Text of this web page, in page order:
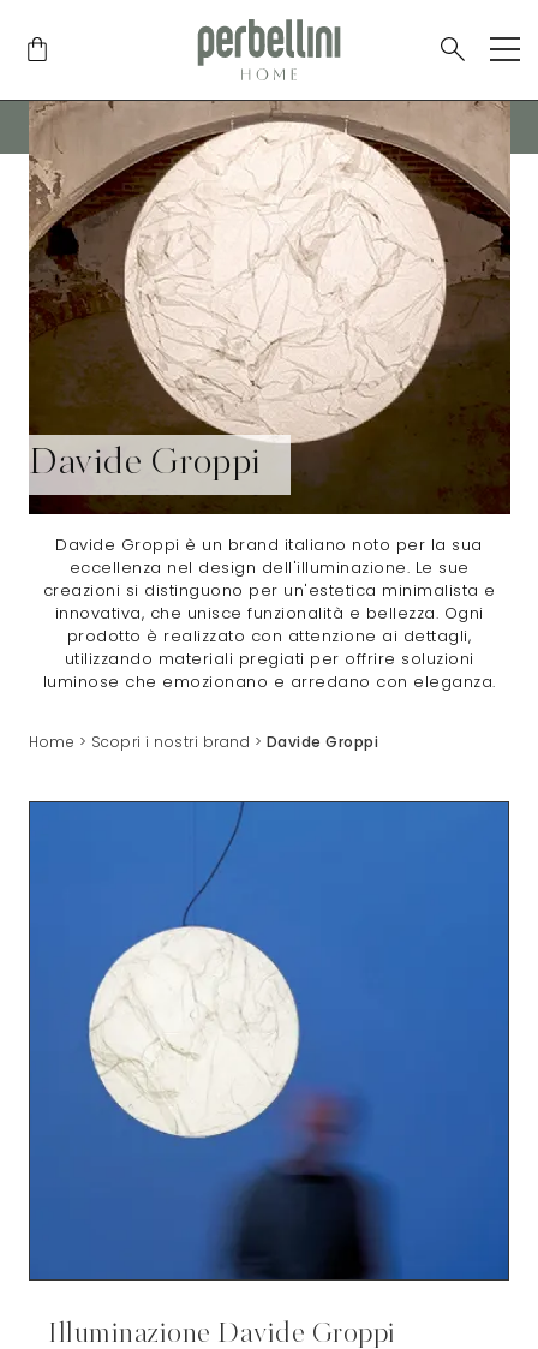
SPEDIZIONE GRATUITA IN TUTTA ITALIAPER ORDINI SUPERIORI AI
SOLAMENTE SU ARTICOLI DI PICCOLE DIMENSIONI
Davide Groppi
Davide Groppi è un brand italiano noto per la sua
eccellenza nel design dell'illuminazione. Le sue
creazioni si distinguono per un'estetica minimalista e
innovativa, che unisce funzionalità e bellezza. Ogni
prodotto è realizzato con attenzione ai dettagli,
utilizzando materiali pregiati per offrire soluzioni
luminose che emozionano e arredano con eleganza.
Home > Scopri i nostri brand > Davide Groppi
Illuminazione Davide Groppi